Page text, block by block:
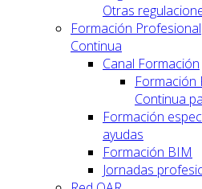
Otras
Formación Profesional
Continua
Canal Formación
Formación
Continua
Formación
ayudas
Formación BIM
Jornadas